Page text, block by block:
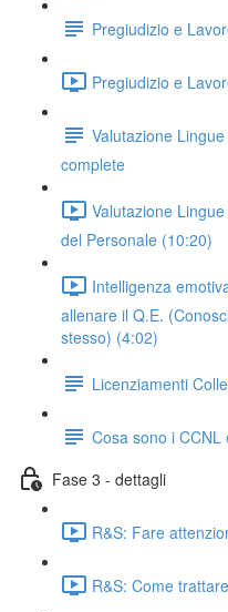
Pregiudizio e
Pregiudizio e
Valutazione
complete
Valutazione
del Personale (10:20)
Intelligenza
allenare il Q.E.
stesso) (4:02)
Licenziamenti
Cosa sono i
Fase 3 - dettagli
R&S: Fare
R&S: Come